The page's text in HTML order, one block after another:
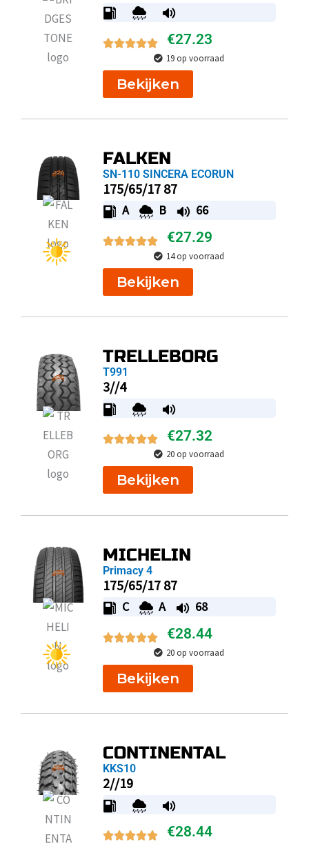
€27.23
19 op voorraad
Bekijken
FALKEN
SN-110 SINCERA ECORUN
175/65/17 87
A B 66
€27.29
14 op voorraad
Bekijken
TRELLEBORG
T991
3//4
€27.32
20 op voorraad
Bekijken
MICHELIN
Primacy 4
175/65/17 87
C A 68
€28.44
20 op voorraad
Bekijken
CONTINENTAL
KKS10
2//19
€28.44